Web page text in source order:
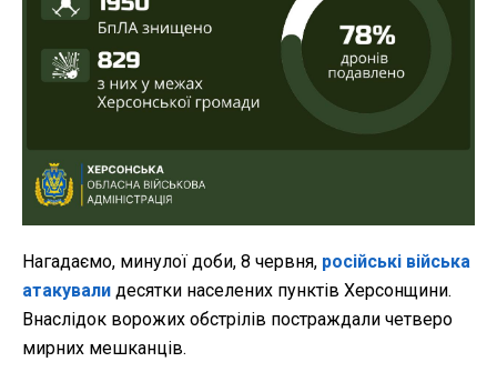
Нагадаємо, минулої доби, 8 червня, російські війська
атакували десятки населених пунктів Херсонщини.
Внаслідок ворожих обстрілів постраждали четверо
мирних мешканців.